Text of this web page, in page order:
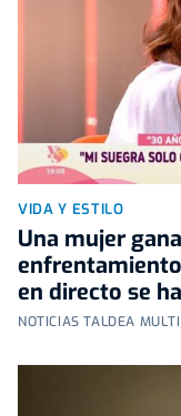
VIDA Y ESTILO
Una mujer
en directo se
NOTICIAS TALDEA